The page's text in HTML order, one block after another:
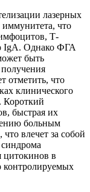
лазерных
иммунитета, что
Т-
IgA. Однако ФГА
быть
отметить, что
клинического
Короткий
быстрая их
больным
влечет за собой
цитокинов в
контролируемых